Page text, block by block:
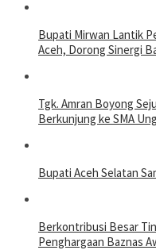
Bupati Mirwan Lantik
Aceh, Dorong Sinergi
Tgk. Amran Boyong
Berkunjung ke SMA
Bupati Aceh Selatan
Berkontribusi Besar
Penghargaan Baznas